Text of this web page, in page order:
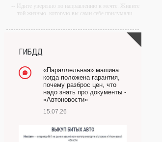
-- Идите уверенно по направлению к мечте. Живите
той жизнью, которую вы сами себе придумали.
-- Самое большое богатство — это ум. Самая
большая нищета — глупость. Из всех страхов самый
-- Лучшее, что можно сделать с хорошим советом,
это пропустить его мимо ушей. Он никогда не бывает
полезен никому, кроме того, кто его дал.
-- Люблю давать советы и очень не люблю, когда их
дают мне.
ГИБДД
«Параллельная» машина:
когда положена гарантия,
почему разброс цен, что
надо знать про документы -
«Автоновости»
15.07.26